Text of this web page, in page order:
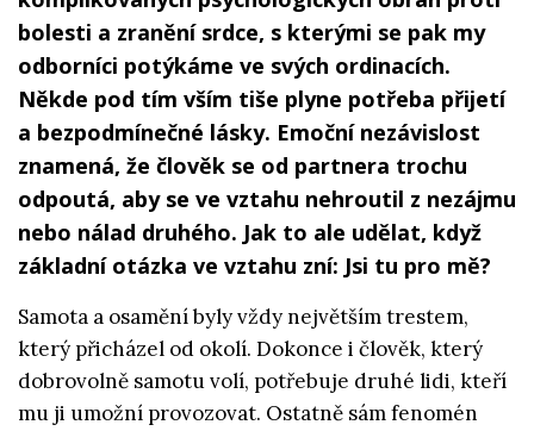
bolesti a zranění srdce, s kterými se pak my
odborníci potýkáme ve svých ordinacích.
Někde pod tím vším tiše plyne potřeba přijetí
a bezpodmínečné lásky. Emoční nezávislost
znamená, že člověk se od partnera trochu
odpoutá, aby se ve vztahu nehroutil z nezájmu
nebo nálad druhého. Jak to ale udělat, když
základní otázka ve vztahu zní: Jsi tu pro mě?
Samota a osamění byly vždy největším trestem,
který přicházel od okolí. Dokonce i člověk, který
dobrovolně samotu volí, potřebuje druhé lidi, kteří
mu ji umožní provozovat. Ostatně sám fenomén